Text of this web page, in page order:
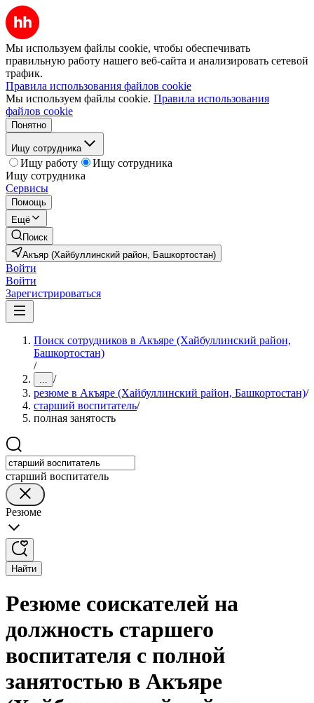
Мы используем файлы cookie, чтобы обеспечивать
правильную работу нашего веб-сайта и анализировать сетевой
трафик.
Правила использования файлов cookie
Мы используем файлы cookie. Правила использования
файлов cookie
Понятно
Ищу сотрудника
Ищу работу
Ищу сотрудника
Ищу сотрудника
Сервисы
Помощь
Ещё
Поиск
Акъяр (Хайбуллинский район, Башкортостан)
Войти
Войти
Зарегистрироваться
Поиск сотрудников в Акъяре (Хайбуллинский район,
Башкортостан)
/
... /
резюме в Акъяре (Хайбуллинский район, Башкортостан)/
старший воспитатель/
полная занятость
старший воспитатель
Резюме
Найти
Резюме соискателей на
должность старшего
воспитателя с полной
занятостью в Акъяре